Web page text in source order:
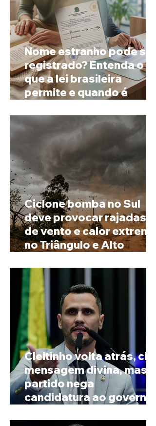
Nome estranho pode ser
registrado? Entenda o
que a lei brasileira
permite e quando é
prenome
Ciclone bomba no Sul
deve provocar rajadas
de vento e calor extremo
no Triângulo e Alto
Cleitinho volta atrás, cita
mensagem divina, mas
partido nega
candidatura ao governo